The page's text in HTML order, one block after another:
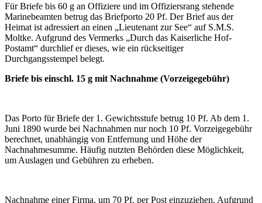
Für Briefe bis 60 g an Offiziere und im Offiziersrang stehende
Marinebeamten betrug das Briefporto 20 Pf. Der Brief aus der
Heimat ist adressiert an einen „Lieutenant zur See“ auf S.M.S.
Moltke. Aufgrund des Vermerks „Durch das Kaiserliche Hof-
Postamt“ durchlief er dieses, wie ein rückseitiger
Durchgangsstempel belegt.
Briefe bis einschl. 15 g mit Nachnahme (Vorzeigegebühr)
Das Porto für Briefe der 1. Gewichtsstufe betrug 10 Pf. Ab dem 1.
Juni 1890 wurde bei Nachnahmen nur noch 10 Pf. Vorzeigegebühr
berechnet, unabhängig von Entfernung und Höhe der
Nachnahmesumme. Häufig nutzten Behörden diese Möglichkeit,
um Auslagen und Gebühren zu erheben.
Nachnahme einer Firma, um 70 Pf. per Post einzuziehen. Aufgrund